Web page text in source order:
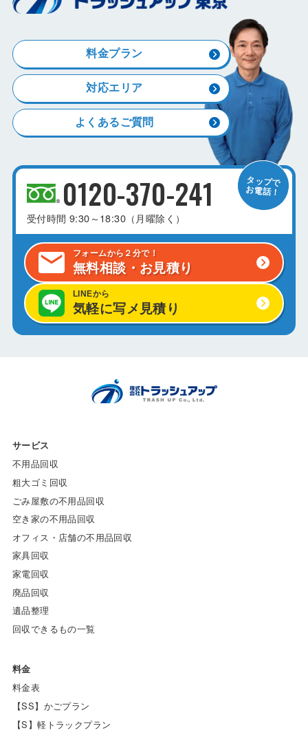
料金プラン
対応エリア
よくあるご質問
0120-370-241
受付時間 9:30～18:30（月曜除く）
フォームから２分で！
無料相談・お見積り
LINEから
気軽に写メ見積り
サービス
不用品回収
粗大ゴミ回収
ごみ屋敷の不用品回収
空き家の不用品回収
オフィス・店舗の不用品回収
家具回収
家電回収
廃品回収
遺品整理
回収できるもの一覧
料金
料金表
【SS】かごプラン
【S】軽トラックプラン